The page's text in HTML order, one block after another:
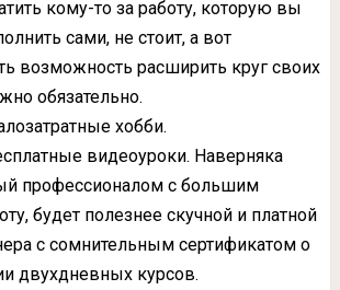
кому-то за работу, которую вы
сами, не стоит, а вот
возможность расширить круг своих
обязательно.
хобби.
видеоуроки. Наверняка
профессионалом с большим
будет полезнее скучной и платной
с сомнительным сертификатом о
двухдневных курсов.